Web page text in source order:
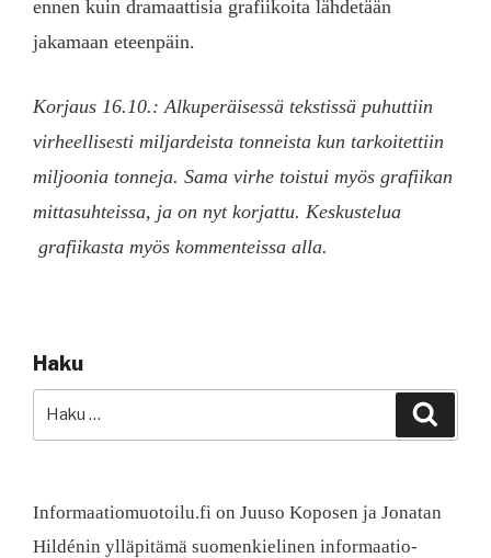
ennen kuin dramaattisia grafiikoita lähdetään
jakamaan eteenpäin.
Korjaus 16.10.: Alkuperäisessä tekstissä puhuttiin
virheellisesti miljardeista tonneista kun tarkoitettiin
miljoonia tonneja. Sama virhe toistui myös grafiikan
mittasuhteissa, ja on nyt korjattu. Keskustelua
grafiikasta myös kommenteissa alla.
Haku
Informaatiomuotoilu.fi on Juuso Koposen ja Jonatan
Hildénin ylläpitämä suomen­kielinen informaatio­